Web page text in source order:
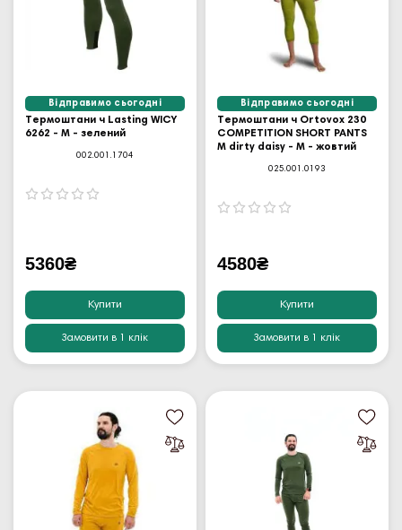
Відправимо сьогодні
Термоштани ч Lasting WICY
6262 - M - зелений
002.001.1704
5360₴
Купити
Замовити в 1 клік
Відправимо сьогодні
Термоштани ч Ortovox 230
COMPETITION SHORT PANTS
M dirty daisy - M - жовтий
025.001.0193
4580₴
Купити
Замовити в 1 клік